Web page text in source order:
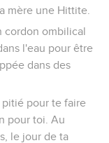
mère une Hittite.
cordon ombilical
l'eau pour être
dans des
pitié pour te faire
pour toi. Au
le jour de ta